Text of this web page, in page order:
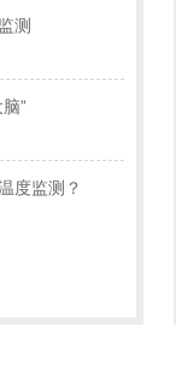
测
”
度监测？